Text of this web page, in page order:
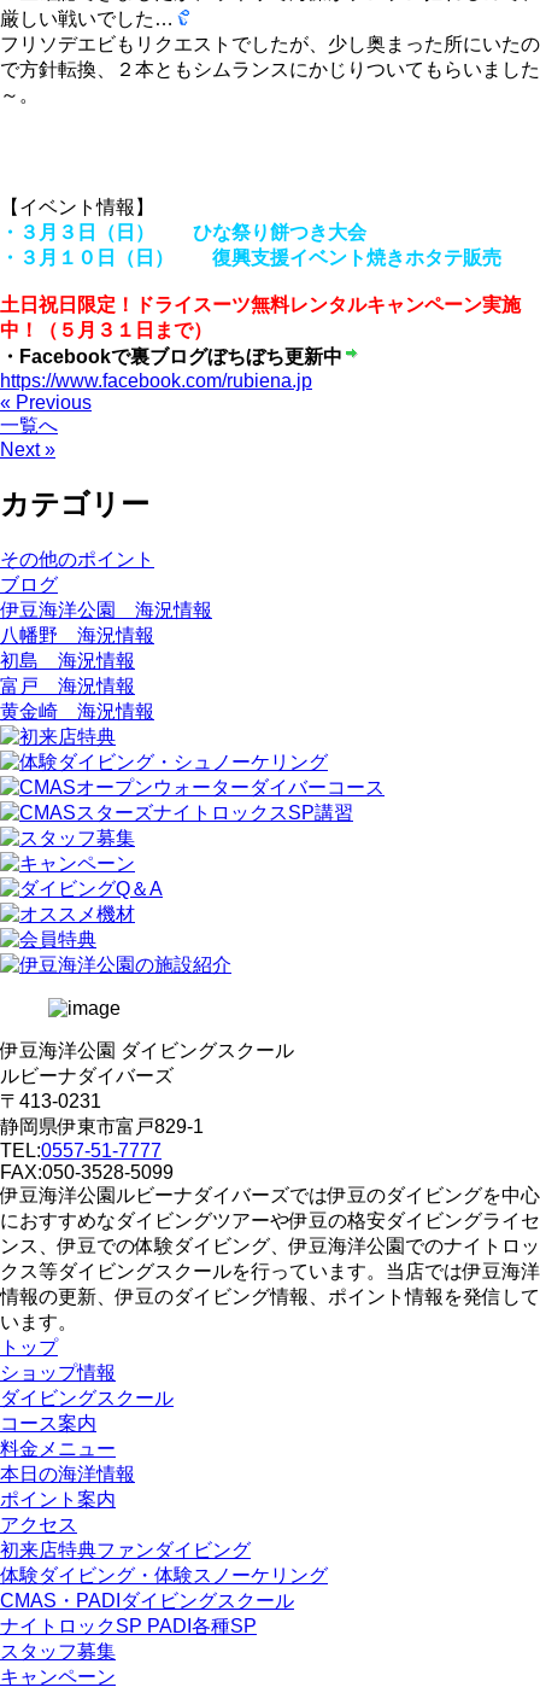
厳しい戦いでした…
フリソデエビもリクエストでしたが、少し奥まった所にいたの
で方針転換、２本ともシムランスにかじりついてもらいました
～。
【イベント情報】
・３月３日（日） ひな祭り餅つき大会
・３月１０日（日） 復興支援イベント焼きホタテ販売
土日祝日限定！ドライスーツ無料レンタルキャンペーン実施
中！（５月３１日まで）
・Facebookで裏ブログぼちぼち更新中
https://www.facebook.com/rubiena.jp
« Previous
一覧へ
Next »
カテゴリー
その他のポイント
ブログ
伊豆海洋公園 海況情報
八幡野 海況情報
初島 海況情報
富戸 海況情報
黄金崎 海況情報
伊豆海洋公園 ダイビングスクール
ルビーナダイバーズ
〒413-0231
静岡県伊東市富戸829-1
TEL:0557-51-7777
FAX:050-3528-5099
伊豆海洋公園ルビーナダイバーズでは伊豆のダイビングを中心
におすすめなダイビングツアーや伊豆の格安ダイビングライセ
ンス、伊豆での体験ダイビング、伊豆海洋公園でのナイトロッ
クス等ダイビングスクールを行っています。当店では伊豆海洋
情報の更新、伊豆のダイビング情報、ポイント情報を発信して
います。
トップ
ショップ情報
ダイビングスクール
コース案内
料金メニュー
本日の海洋情報
ポイント案内
アクセス
初来店特典ファンダイビング
体験ダイビング・体験スノーケリング
CMAS・PADIダイビングスクール
ナイトロックSP PADI各種SP
スタッフ募集
キャンペーン